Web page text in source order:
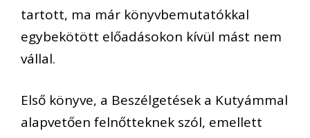
tartott, ma már könyvbemutatókkal
egybekötött előadásokon kívül mást nem
vállal.
Első könyve, a Beszélgetések a Kutyámmal
alapvetően felnőtteknek szól, emellett